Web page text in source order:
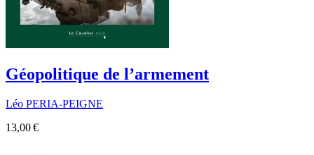
Géopolitique de l’armement
Léo PERIA-PEIGNE
13,00 €